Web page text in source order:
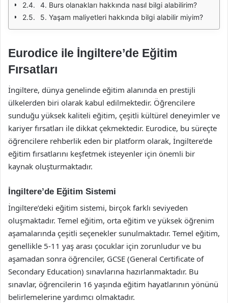
4. Burs olanakları hakkında nasıl bilgi alabilirim?
5. Yaşam maliyetleri hakkında bilgi alabilir miyim?
Eurodice ile İngiltere’de Eğitim
Fırsatları
İngiltere, dünya genelinde eğitim alanında en prestijli
ülkelerden biri olarak kabul edilmektedir. Öğrencilere
sunduğu yüksek kaliteli eğitim, çeşitli kültürel deneyimler ve
kariyer fırsatları ile dikkat çekmektedir. Eurodice, bu süreçte
öğrencilere rehberlik eden bir platform olarak, İngiltere’de
eğitim fırsatlarını keşfetmek isteyenler için önemli bir
kaynak oluşturmaktadır.
İngiltere’de Eğitim Sistemi
İngiltere’deki eğitim sistemi, birçok farklı seviyeden
oluşmaktadır. Temel eğitim, orta eğitim ve yüksek öğrenim
aşamalarında çeşitli seçenekler sunulmaktadır. Temel eğitim,
genellikle 5-11 yaş arası çocuklar için zorunludur ve bu
aşamadan sonra öğrenciler, GCSE (General Certificate of
Secondary Education) sınavlarına hazırlanmaktadır. Bu
sınavlar, öğrencilerin 16 yaşında eğitim hayatlarının yönünü
belirlemelerine yardımcı olmaktadır.